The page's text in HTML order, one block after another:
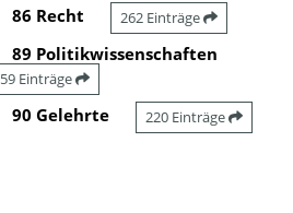
86 Recht 262 Einträge
89 Politikwissenschaften
59 Einträge
90 Gelehrte 220 Einträge